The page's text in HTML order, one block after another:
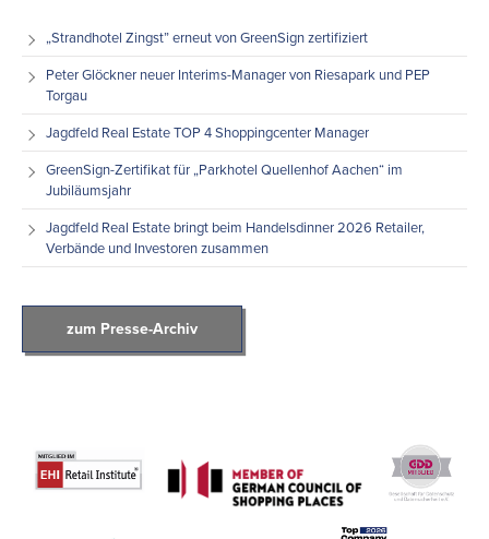
„Strandhotel Zingst” erneut von GreenSign zertifiziert
Peter Glöckner neuer Interims-Manager von Riesapark und PEP
Torgau
Jagdfeld Real Estate TOP 4 Shoppingcenter Manager
GreenSign-Zertifikat für „Parkhotel Quellenhof Aachen“ im
Jubiläumsjahr
Jagdfeld Real Estate bringt beim Handelsdinner 2026 Retailer,
Verbände und Investoren zusammen
zum Presse-Archiv